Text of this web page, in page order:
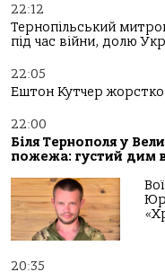
22:12
Тернопільський
під час війни, долю
22:05
Ештон Кутчер жорстко
22:00
Біля Тернополя у
пожежа: густий дим
20:35